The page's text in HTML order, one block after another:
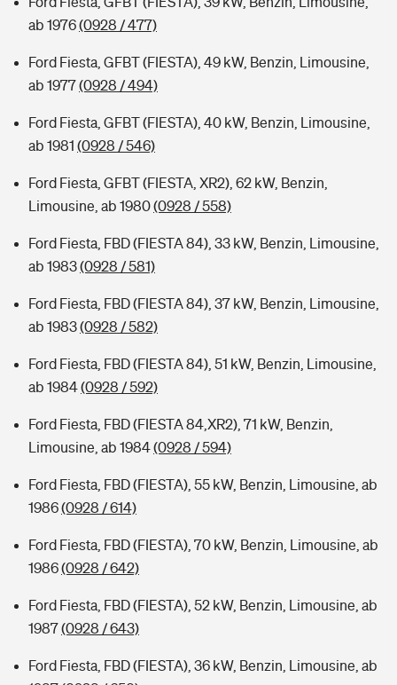
Kinderunfall-Check: Mehr Sicherheit für deine Kids
Typklassen: So ist Ihr Auto eingestuft
Sie haben Fragen?
ab 1976(0928 / 477)
Ford Fiesta, GFBT (FIESTA), 49 kW, Benzin, Limousine,
ab 1977(0928 / 494)
Ford Fiesta, GFBT (FIESTA), 40 kW, Benzin, Limousine,
ab 1981 (0928 / 546)
Ford Fiesta, GFBT (FIESTA, XR2), 62 kW, Benzin,
Limousine, ab 1980(0928 / 558)
Ford Fiesta, FBD (FIESTA 84), 33 kW, Benzin, Limousine,
ab 1983(0928 / 581)
Ford Fiesta, FBD (FIESTA 84), 37 kW, Benzin, Limousine,
ab 1983(0928 / 582)
Ford Fiesta, FBD (FIESTA 84), 51 kW, Benzin, Limousine,
ab 1984(0928 / 592)
Ford Fiesta, FBD (FIESTA 84,XR2), 71 kW, Benzin,
Limousine, ab 1984(0928 / 594)
Ford Fiesta, FBD (FIESTA), 55 kW, Benzin, Limousine, ab
1986(0928 / 614)
Ford Fiesta, FBD (FIESTA), 70 kW, Benzin, Limousine, ab
1986(0928 / 642)
Ford Fiesta, FBD (FIESTA), 52 kW, Benzin, Limousine, ab
1987(0928 / 643)
Ford Fiesta, FBD (FIESTA), 36 kW, Benzin, Limousine, ab